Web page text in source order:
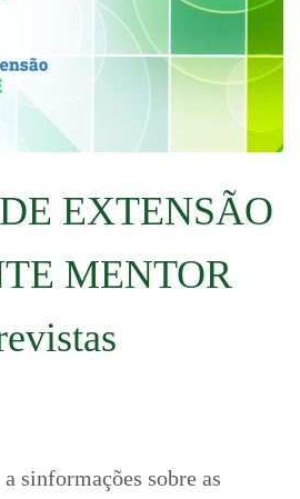
EXTENSÃO
MENTOR
sinformações sobre as